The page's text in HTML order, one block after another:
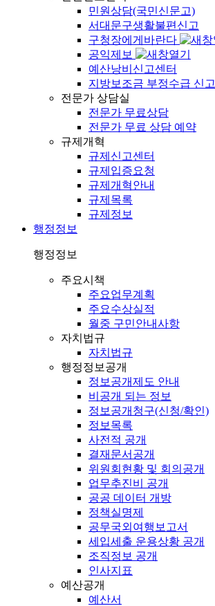
민원상담(국민신문고)
서대문구생활불편신고
구청장에게바란다
공익제보
예산낭비신고센터
지방보조금 부정수급 신고
전문가 상담실
전문가 무료상담
전문가 무료 상담 예약
규제개혁
규제신고센터
규제입증요청
규제개혁안내
규제목록
규제정보
행정정보
행정정보
주요시책
주요업무계획
주요수상실적
월중 구민안내사항
자치법규
자치법규
행정정보공개
정보공개제도 안내
비공개 되는 정보
정보공개청구(신청/확인)
정보목록
사전적 공개
결재문서공개
위원회현황 및 회의공개
업무추진비 공개
공공 데이터 개방
정책실명제
공무국외여행보고서
세입세출 운용상황 공개
조직정보 공개
인사지표
예산공개
예산서